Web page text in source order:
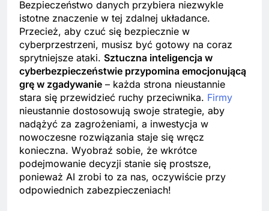
Bezpieczeństwo danych przybiera niezwykle
istotne znaczenie w tej zdalnej układance.
Przecież, aby czuć się bezpiecznie w
cyberprzestrzeni, musisz być gotowy na coraz
sprytniejsze ataki. Sztuczna inteligencja w
cyberbezpieczeństwie przypomina emocjonującą
grę w zgadywanie – każda strona nieustannie
stara się przewidzieć ruchy przeciwnika. Firmy
nieustannie dostosowują swoje strategie, aby
nadążyć za zagrożeniami, a inwestycja w
nowoczesne rozwiązania staje się wręcz
konieczna. Wyobraź sobie, że wkrótce
podejmowanie decyzji stanie się prostsze,
ponieważ AI zrobi to za nas, oczywiście przy
odpowiednich zabezpieczeniach!